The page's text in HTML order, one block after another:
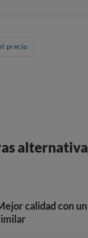
precio
calidad con